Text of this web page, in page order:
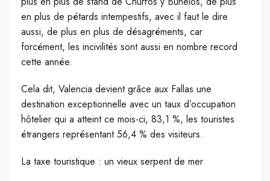
en plus de pétards intempestifs, avec il faut le dire
aussi, de plus en plus de désagréments, car
forcément, les incivilités sont aussi en nombre record
cette année.
Cela dit, Valencia devient grâce aux Fallas une
destination exceptionnelle avec un taux d’occupation
hôtelier qui a atteint ce mois-ci, 83,1 %, les touristes
étrangers représentant 56,4 % des visiteurs.
La taxe touristique : un vieux serpent de mer